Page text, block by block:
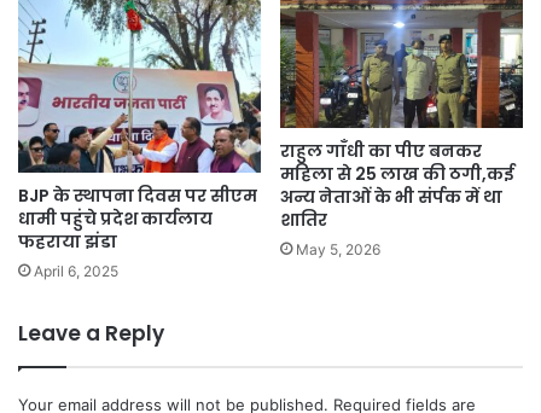
BJP के स्थापना दिवस पर सीएम
धामी पहुंचे प्रदेश कार्यलाय
फहराया झंडा
April 6, 2025
राहुल गाँधी का पीए बनकर
महिला से 25 लाख की ठगी,कई
अन्य नेताओं के भी संर्पक में था
शातिर
May 5, 2026
Leave a Reply
Your email address will not be published. Required fields are